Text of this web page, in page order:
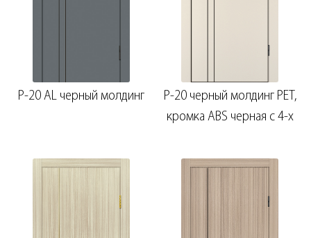
P-20 AL черный молдинг
P-20 черный молдинг PET,
кромка ABS черная c 4-х